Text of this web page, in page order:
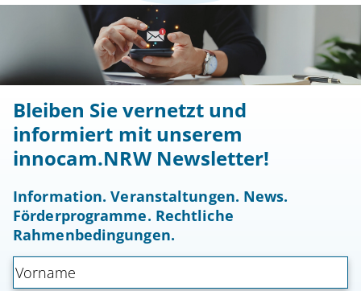
Bleiben Sie vernetzt und
informiert mit unserem
innocam.NRW Newsletter!
Information. Veranstaltungen. News.
Förderprogramme. Rechtliche
Rahmenbedingungen.